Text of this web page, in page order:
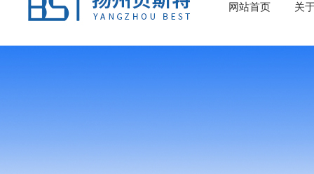
网站首页 关